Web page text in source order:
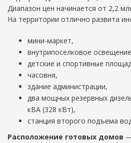
Диапазон цен начинается от 2,2
На территории отлично развита
мини-маркет,
внутрипоселковое
детские и спортивные
часовня,
здание администрации,
два мощных резервных
кВА (328 кВт),
станция второго подъема
Расположение готовых домов